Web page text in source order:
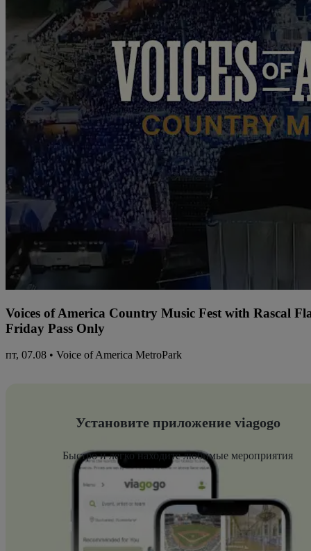
Voices of America Country Music Fest with Rascal
Friday Pass Only
пт, 07.08 • Voice of America MetroPark
Установите приложение viagogo
Быстро и легко находите любимые мероприятия